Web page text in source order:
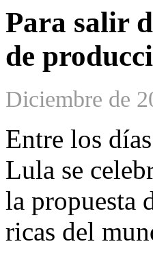
Para salir
de
Diciembre de
Entre los
Lula se
la propuesta
ricas del